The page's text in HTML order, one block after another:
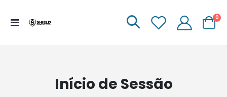
Menu
0
Início de Sessão